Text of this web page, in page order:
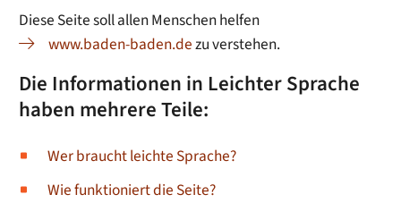
Diese Seite soll allen Menschen helfen
www.baden-baden.dezu verstehen.
Die Informationen in Leichter Sprache
haben mehrere Teile:
Wer braucht leichte Sprache?
Wie funktioniert die Seite?